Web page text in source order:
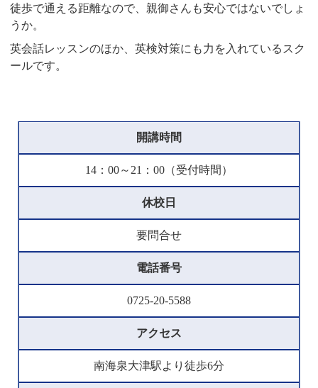
徒歩で通える距離なので、親御さんも安心ではないでしょ
うか。
英会話レッスンのほか、英検対策にも力を入れているスク
ールです。
開講時間
14：00～21：00（受付時間）
休校日
要問合せ
電話番号
0725-20-5588
アクセス
南海泉大津駅より徒歩6分